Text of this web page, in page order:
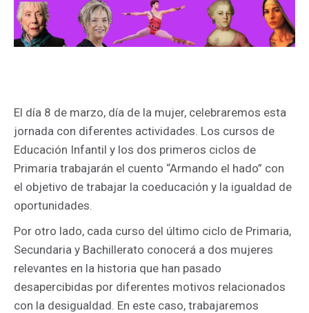
El día 8 de marzo, día de la mujer, celebraremos esta
jornada con diferentes actividades. Los cursos de
Educación Infantil y los dos primeros ciclos de
Primaria trabajarán el cuento “Armando el hado” con
el objetivo de trabajar la coeducación y la igualdad de
oportunidades.
Por otro lado, cada curso del último ciclo de Primaria,
Secundaria y Bachillerato conocerá a dos mujeres
relevantes en la historia que han pasado
desapercibidas por diferentes motivos relacionados
con la desigualdad. En este caso, trabajaremos